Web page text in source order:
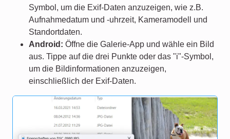
Symbol, um die Exif-Daten anzuzeigen, wie z.B.
Aufnahmedatum und -uhrzeit, Kameramodell und
Standortdaten.
Android: Öffne die Galerie-App und wähle ein Bild
aus. Tippe auf die drei Punkte oder das "i"-Symbol,
um die Bildinformationen anzuzeigen,
einschließlich der Exif-Daten.